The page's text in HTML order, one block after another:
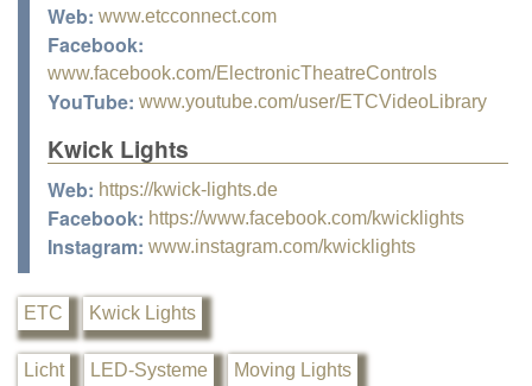
Web: www.etcconnect.com
Facebook:
www.facebook.com/ElectronicTheatreControls
YouTube: www.youtube.com/user/ETCVideoLibrary
Kwick Lights
Web: https://kwick-lights.de
Facebook: https://www.facebook.com/kwicklights
Instagram: www.instagram.com/kwicklights
ETC Kwick Lights
Licht LED-Systeme Moving Lights